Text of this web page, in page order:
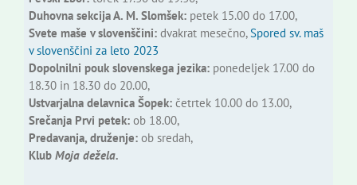
Duhovna sekcija A. M. Slomšek:petek 15.00 do 17.00,
Svete maše v slovenščini:dvakrat mesečno,Spored sv. maš
v slovenščini za leto 2023
Dopolnilni pouk slovenskega jezika:ponedeljek 17.00 do
18.30 in 18.30 do 20.00,
Ustvarjalna delavnica Šopek:četrtek 10.00 do 13.00,
Srečanja Prvi petek:ob 18.00,
Predavanja, druženje:ob sredah,
Klub Moja dežela.